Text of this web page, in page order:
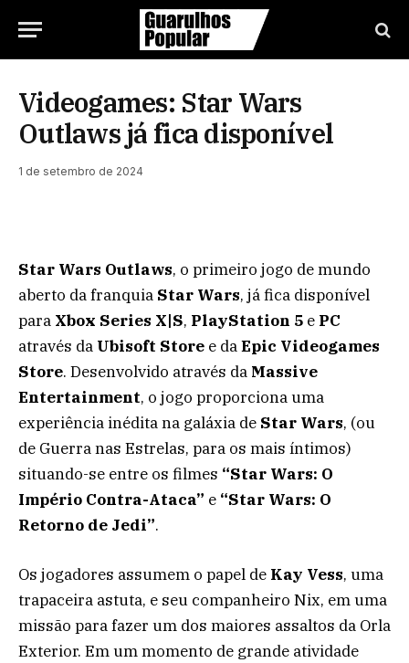
Videogames: Star Wars
Outlaws já fica disponível
1 de setembro de 2024
Star Wars Outlaws, o primeiro jogo de mundo
aberto da franquia Star Wars, já fica disponível
para Xbox Series X|S, PlayStation 5 e PC
através da Ubisoft Store e daEpic Videogames
Store. Desenvolvido através da Massive
Entertainment, o jogo proporciona uma
experiência inédita na galáxia de Star Wars, (ou
de Guerra nas Estrelas, para os mais íntimos)
situando-se entre os filmes “Star Wars: O
Império Contra-Ataca” e “Star Wars: O
Retorno de Jedi”.
Os jogadores assumem o papel de Kay Vess, uma
trapaceira astuta, e seu companheiro Nix, em uma
missão para fazer um dos maiores assaltos da Orla
Exterior. Em um momento de grande atividade